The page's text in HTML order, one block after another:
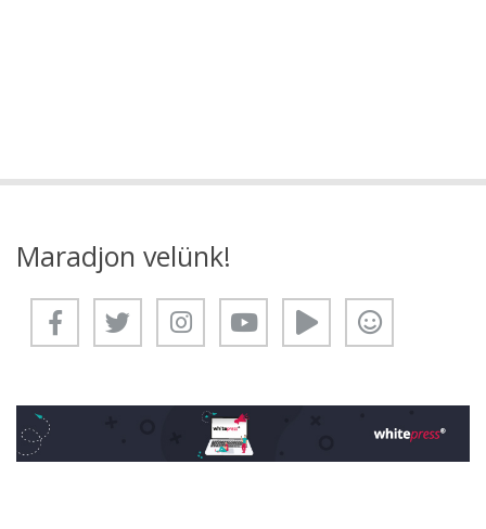
Maradjon velünk!